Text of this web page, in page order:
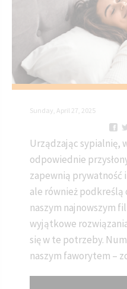
Sunday, April 27, 2025
Urządzając sypialnię,
odpowiednie
zapewnią prywatność
ale również podkreślą
naszym najnowszym
wyjątkowe
się w te potrzeby.
naszym faworytem –